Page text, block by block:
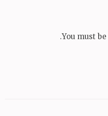
You must be